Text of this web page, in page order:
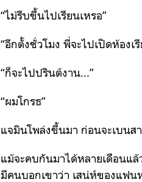
“ไม่รีบขึ้นไปเรียนเหรอ”
“อีกตั้งชั่วโมง พี่จะไปเปิดห้องเ
“ก็จะไปปรินต์งาน...”
“ผมโกรธ”
แจมินโพล่งขึ้นมา ก่อนจะเบนส
แม้จะคบกันมาได้หลายเดือนแ
มีคนบอกเขาว่า เสน่ห์ของแฟน